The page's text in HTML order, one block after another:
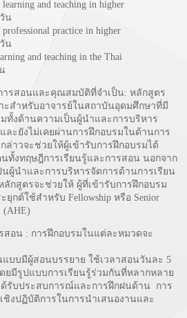
and teaching in higher
น
practice in higher
น
and teaching in the Thai
อนและคุณสมบัติที่จำเป็น: หลักสูตร
ะสำหรับอาจารย์ในสถาบันอุดมศึกษาที่มี
ทั้งด้านความเป็นผู้นำและการบริหาร
ละยังไม่เคยผ่านการฝึกอบรมในด้านการ
าวจะช่วยให้ผู้เข้ารับการฝึกอบรมได้
งทฤษฎีการเรียนรู้และการสอน นอกจาก
นผู้นำและการบริหารจัดการด้านการเรียน
กสูตรจะช่วยให้ ผู้ที่เข้ารับการฝึกอบรม
กต์ใช้สำหรับ Fellowship หรือ Senior
(AHE)
: การฝึกอบรมในแต่ละหมวดจะ
อนบรรยาย ใช้เวลาสอนวันละ 5
ดยมีรูปแบบการเรียนรู้ร่วมกันที่หลากหลาย
ด้รับประสบการณ์และการฝึกฝนด้าน การ
งปฏิบัติการในการนำเสนองานและ